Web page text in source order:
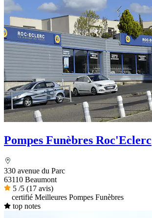
Pompes Funèbres Roc'Eclerc
330 avenue du Parc
63110 Beaumont
5 /5 (17 avis)
certifié Meilleures Pompes Funèbres
top notes